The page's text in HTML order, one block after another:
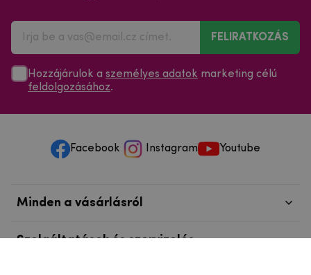
FELIRATKOZÁS
Hozzájárulok a személyes adatok marketing célú
feldolgozásához.
Facebook Instagram Youtube
Minden a vásárlásról
Szolgáltatások és szervizelés